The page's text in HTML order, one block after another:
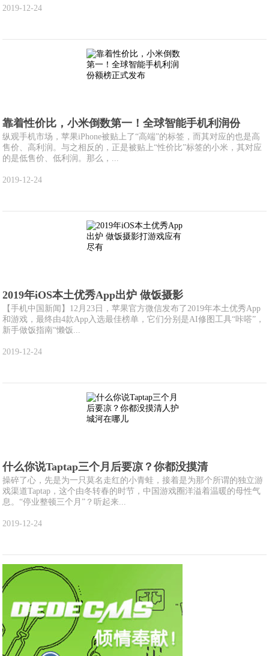
2019-12-24
靠着性价比，小米倒数第一！全球智能手机利润份
纵观手机市场，苹果iPhone被贴上了“高端”的标签，而其对应的也是高
售价、高利润。与之相反的，正是被贴上“性价比”标签的小米，其对应
的是低售价、低利润。那么，...
2019-12-24
2019年iOS本土优秀App出炉 做饭摄影
【手机中国新闻】12月23日，苹果官方微信发布了2019年本土优秀App
和游戏，最终由4款App入选最佳榜单，它们分别是AI修图工具“咔嗒”，
新手做饭指南“懒饭...
2019-12-24
什么你说Taptap三个月后要凉？你都没摸清
操碎了心，先是为一只莫名走红的小青蛙，接着是为那个所谓的独立游
戏渠道Taptap，这个由冬转春的时节，中国游戏圈洋溢着温暖的母性气
息。“停业整顿三个月”？听起来...
2019-12-24